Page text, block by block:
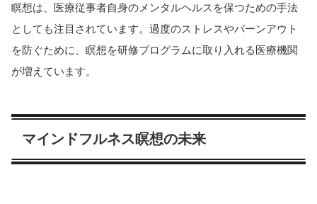
瞑想は、医療従事者自身のメンタルヘルスを保つための手法
としても注目されています。過度のストレスやバーンアウト
を防ぐために、瞑想を研修プログラムに取り入れる医療機関
が増えています。
マインドフルネス瞑想の未来